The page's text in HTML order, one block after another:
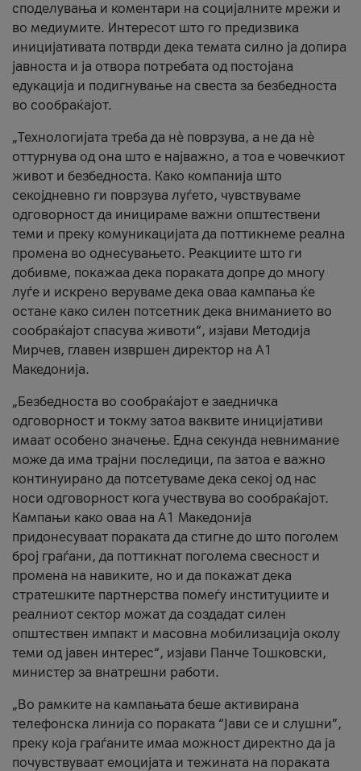
споделувања и коментари на социјалните мрежи и
во медиумите. Интересот што го предизвика
иницијативата потврди дека темата силно ја допира
јавноста и ја отвора потребата од постојана
едукација и подигнување на свеста за безбедноста
во сообраќајот.
„Технологијата треба да нè поврзува, а не да нè
оттурнува од она што е најважно, а тоа е човечкиот
живот и безбедноста. Како компанија што
секојдневно ги поврзува луѓето, чувствуваме
одговорност да иницираме важни општествени
теми и преку комуникацијата да поттикнеме реална
промена во однесувањето. Реакциите што ги
добивме, покажаа дека пораката допре до многу
луѓе и искрено веруваме дека оваа кампања ќе
остане како силен потсетник дека вниманието во
сообраќајот спасува животи“, изјави Методија
Мирчев, главен извршен директор на А1
Македонија.
„Безбедноста во сообраќајот е заедничка
одговорност и токму затоа ваквите иницијативи
имаат особено значење. Една секунда невнимание
може да има трајни последици, па затоа е важно
континуирано да потсетуваме дека секој од нас
носи одговорност кога учествува во сообраќајот.
Кампањи како оваа на A1 Македонија
придонесуваат пораката да стигне до што поголем
број граѓани, да поттикнат поголема свесност и
промена на навиките, но и да покажат дека
стратешките партнерства помеѓу институциите и
реалниот сектор можат да создадат силен
општествен импакт и масовна мобилизација околу
теми од јавен интерес“, изјави Панче Тошковски,
министер за внатрешни работи.
„Во рамките на кампањата беше активирана
телефонска линија со пораката “Јави се и слушни”,
преку која граѓаните имаа можност директно да ја
почувствуваат емоцијата и тежината на пораката